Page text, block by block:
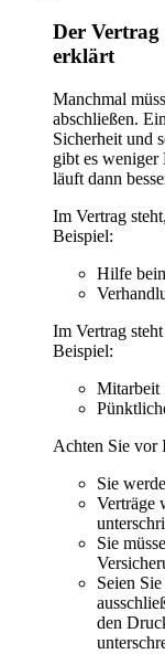
Der
erklärt
Manchmal
abschließen.
Sicherheit und
gibt es weniger
läuft dann
Im Vertrag
Beispiel:
Hilfe
Im Vertrag
Beispiel:
Mitarbeit
Achten Sie vor
Sie
Verträge
Sie
Seien
den